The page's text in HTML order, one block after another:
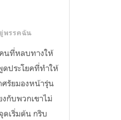
นที่คอยเป็น
พรรคฉัน
นที่หลบทางให้
ดประโยคที่ทำให้
ศรัยมองหน้ารุ่น
กับพวกเขาไม่
ดเริ่มต้น กริบ